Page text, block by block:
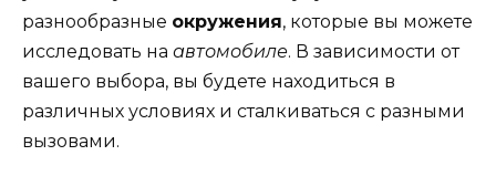
разнообразные окружения, которые вы можете
исследовать на автомобиле. В зависимости от
вашего выбора, вы будете находиться в
различных условиях и сталкиваться с разными
вызовами.